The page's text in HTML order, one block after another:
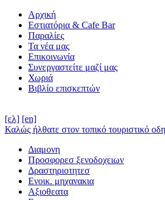
Αρχική
Εστιατόρια & Cafe Bar
Παραλίες
Τα νέα μας
Επικοινωνία
Συνεργαστείτε μαζί μας
Χωριά
Βιβλίο επισκεπτών
[ελ] [en]
Καλώς ήλθατε στον τοπικό τουριστικό
Διαμονη
Προσφορεσ ξενοδοχειων
Δραστηριοτητεσ
Ενοικ. μηχανακια
Αξιοθεατα